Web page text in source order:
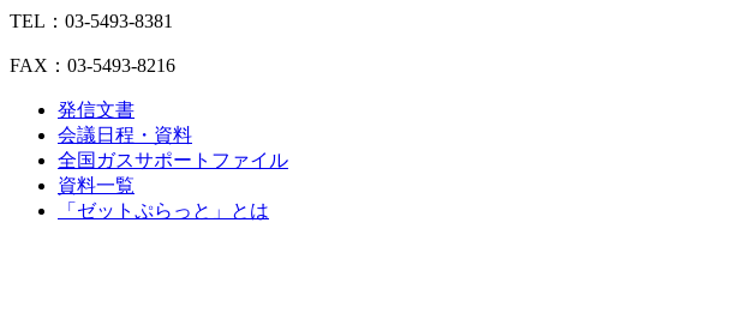
TEL：03-5493-8381
FAX：03-5493-8216
発信文書
会議日程・資料
全国ガスサポートファイル
資料一覧
「ゼットぷらっと」とは